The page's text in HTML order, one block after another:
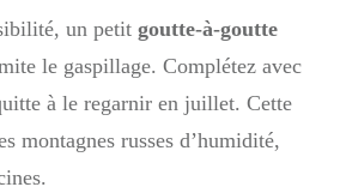
un petit goutte-à-goutte
le gaspillage. Complétez avec
à le regarnir en juillet. Cette
montagnes russes d’humidité,